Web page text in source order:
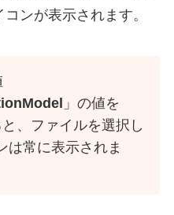
ンが表示されます。
」の値を
と、ファイルを選択し
は常に表示されま